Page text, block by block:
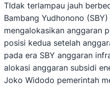
TIdak terlampau jauh
Bambang Yudhonono
mengalokasikan anggaran
posisi kedua setelah
pada era SBY anggaran
alokasi anggaran subsidi
Joko Widodo pemerintah